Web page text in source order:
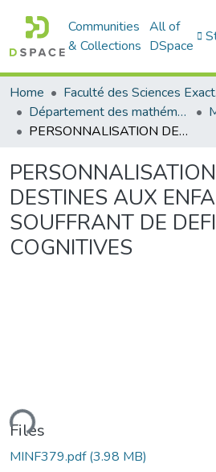
Communities
& Collections
All of
DSpace
Home
Département des mathématiques et informatique
PERSONNALISATION DES JEUX DESTINES AUX ENFANTS SOUFFRANT DE DEFICIENCES COGNITIVES
DESTINES AUX
SOUFFRANT DE
COGNITIVES
Files
MINF379.pdf(3.98 MB)